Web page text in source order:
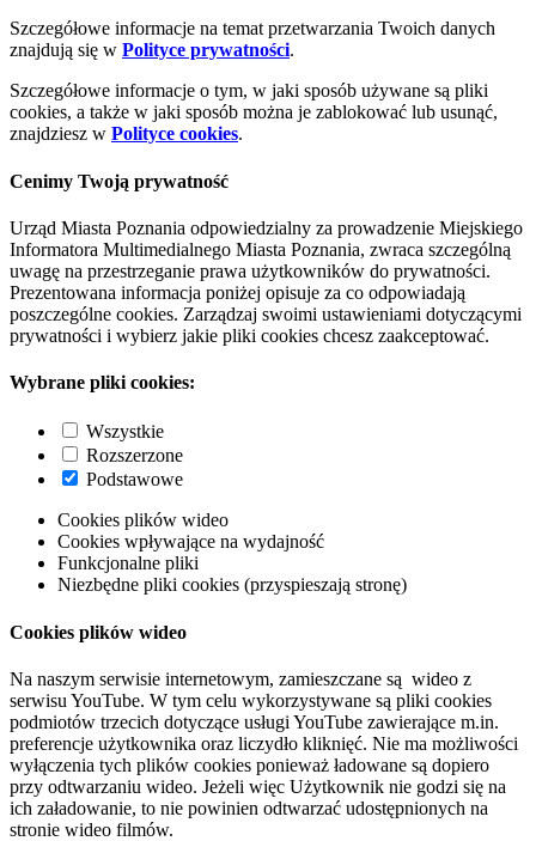
Szczegółowe informacje na temat przetwarzania Twoich danych
znajdują się w Polityce prywatności.
Szczegółowe informacje o tym, w jaki sposób używane są pliki
cookies, a także w jaki sposób można je zablokować lub usunąć,
znajdziesz w Polityce cookies.
Cenimy Twoją prywatność
Urząd Miasta Poznania odpowiedzialny za prowadzenie Miejskiego
Informatora Multimedialnego Miasta Poznania, zwraca szczególną
uwagę na przestrzeganie prawa użytkowników do prywatności.
Prezentowana informacja poniżej opisuje za co odpowiadają
poszczególne cookies. Zarządzaj swoimi ustawieniami dotyczącymi
prywatności i wybierz jakie pliki cookies chcesz zaakceptować.
Wybrane pliki cookies:
Wszystkie
Rozszerzone
Podstawowe
Cookies plików wideo
Cookies wpływające na wydajność
Funkcjonalne pliki
Niezbędne pliki cookies (przyspieszają stronę)
Cookies plików wideo
Na naszym serwisie internetowym, zamieszczane są wideo z
serwisu YouTube. W tym celu wykorzystywane są pliki cookies
podmiotów trzecich dotyczące usługi YouTube zawierające m.in.
preferencje użytkownika oraz liczydło kliknięć. Nie ma możliwości
wyłączenia tych plików cookies ponieważ ładowane są dopiero
przy odtwarzaniu wideo. Jeżeli więc Użytkownik nie godzi się na
ich załadowanie, to nie powinien odtwarzać udostępnionych na
stronie wideo filmów.